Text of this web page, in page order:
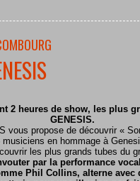
2 heures de show, les plus
GENESIS.
vous propose de découvrir «
musiciens en hommage à
les plus grands tubes du
par la performance
Phil Collins, alterne avec